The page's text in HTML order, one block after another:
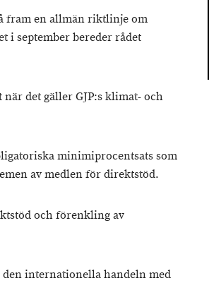
fram en allmän riktlinje om
i september bereder rådet
det gäller GJP:s klimat- och
minimiprocentsats som
av medlen för direktstöd.
och förenkling av
internationella handeln med